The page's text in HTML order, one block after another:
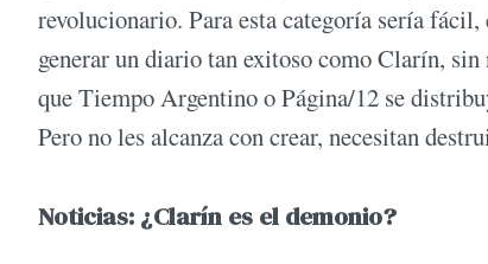
revolucionario. Para esta categoría sería
generar un diario tan exitoso como Clarín,
que Tiempo Argentino o Página/12 se
Pero no les alcanza con crear, necesitan
Noticias: ¿Clarín es el demonio?